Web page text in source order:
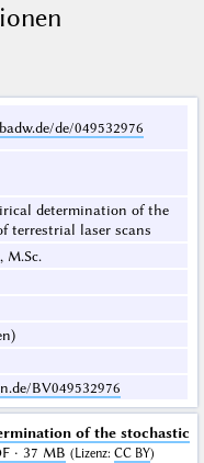
de/049532976
determination of the
terrestrial laser scans
M.Sc.
BV049532976
of the stochastic
· 37 MB (Lizenz: CC BY)